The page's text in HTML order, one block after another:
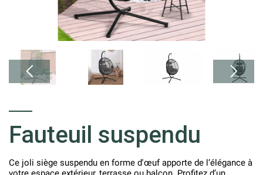
Fauteuil suspendu
Ce joli siège suspendu en forme d'œuf apporte de l’élégance à